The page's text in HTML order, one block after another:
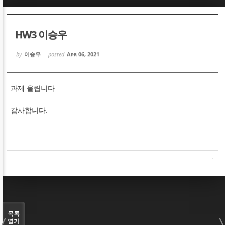
HW3 이승우
by 이승우 posted Apr 06, 2021
과제 올립니다
감사합니다.
목록
열기
Sketchbook5, 스케치북5
Sketchbook5, 스케치북5
Sketchbook5, 스케치북5
Sketchbook5, 스케치북5